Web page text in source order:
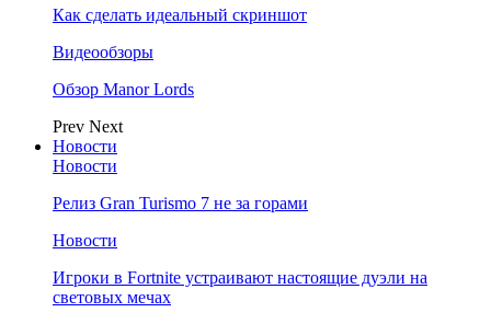
Как сделать идеальный скриншот
Видеообзоры
Обзор Manor Lords
Prev Next
Новости
Новости
Релиз Gran Turismo 7 не за горами
Новости
Игроки в Fortnite устраивают настоящие дуэли на
световых мечах